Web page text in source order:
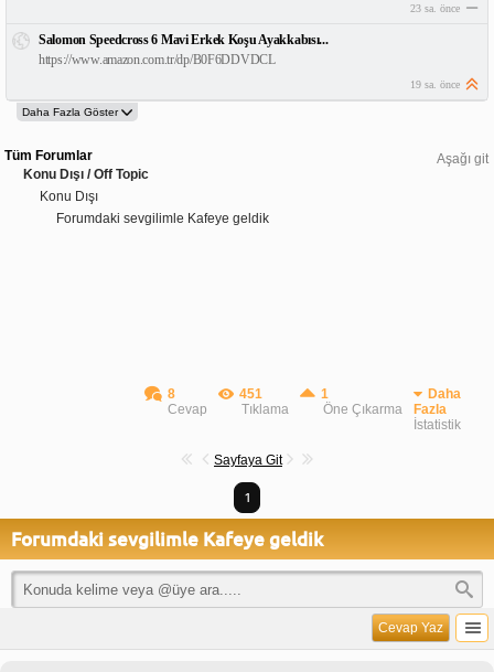
23 sa. önce
Salomon Speedcross 6 Mavi Erkek Koşu Ayakkabısı...
https://www.amazon.com.tr/dp/B0F6DDVDCL
19 sa. önce
Aşağı git
Tüm Forumlar
Konu Dışı / Off Topic
Konu Dışı
Forumdaki sevgilimle Kafeye geldik
8
Cevap
451
Tıklama
1
Öne Çıkarma
Daha
Fazla
İstatistik
Sayfaya Git
1
Forumdaki sevgilimle Kafeye geldik
Cevap Yaz